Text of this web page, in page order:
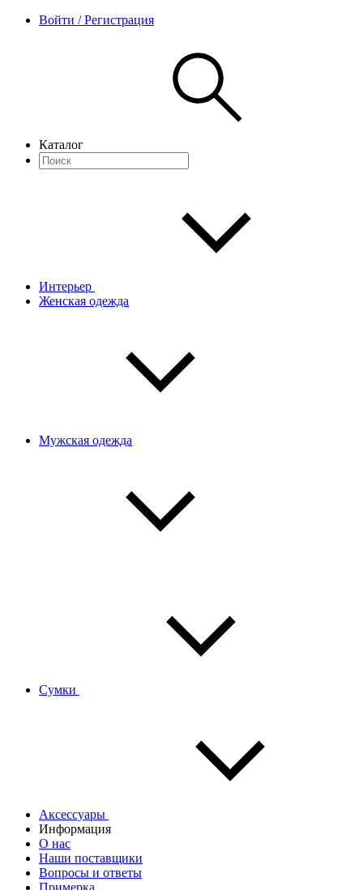
Войти / Регистрация
Каталог
Интерьер
Женская одежда
Мужская одежда
Сумки
Аксессуары
Информация
О нас
Наши поставщики
Вопросы и ответы
Примерка